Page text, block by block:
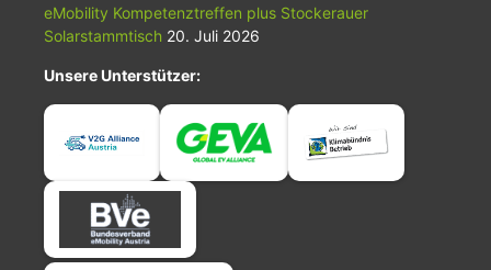
eMobility Kompetenztreffen plus Stockerauer
Solarstammtisch 20. Juli 2026
Unsere Unterstützer: